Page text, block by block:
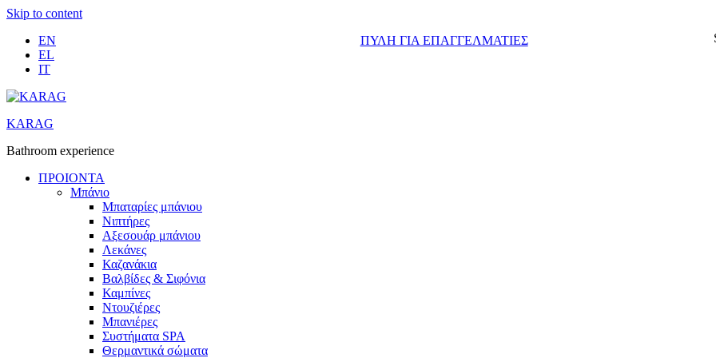
Skip to content
EN
EL
IT
ΠΥΛΗ ΓΙΑ ΕΠΑΓΓΕΛΜΑΤΙΕΣ
KARAG
Bathroom experience
ΠΡΟΙΟΝΤΑ
Μπάνιο
Μπαταρίες μπάνιου
Νιπτήρες
Αξεσουάρ μπάνιου
Λεκάνες
Καζανάκια
Βαλβίδες & Σιφόνια
Καμπίνες
Ντουζιέρες
Μπανιέρες
Συστήματα SPA
Θερμαντικά σώματα